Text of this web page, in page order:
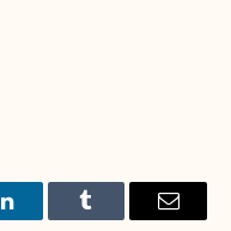
LinkedInTumblr Email